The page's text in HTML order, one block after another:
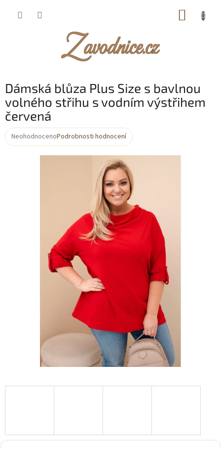
Dámská blůza Plus Size s bavlnou
volného střihu s vodním výstřihem
červená
Průměrné
NeohodnocenoPodrobnosti hodnocení